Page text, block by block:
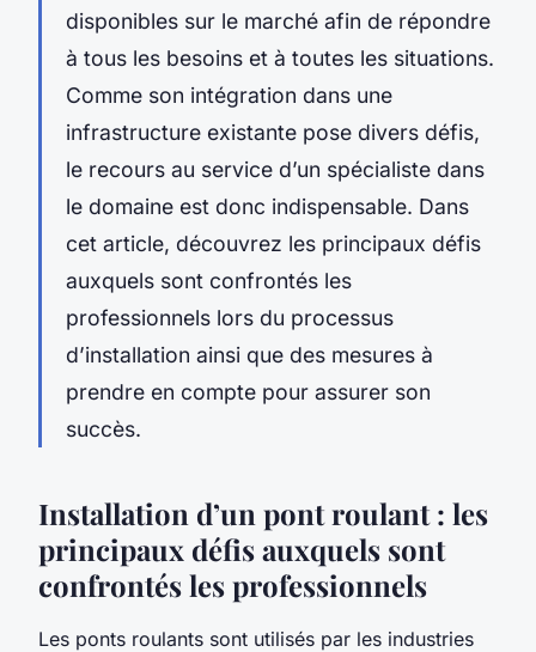
disponibles sur le marché afin de répondre
à tous les besoins et à toutes les situations.
Comme son intégration dans une
infrastructure existante pose divers défis,
le recours au service d’un spécialiste dans
le domaine est donc indispensable. Dans
cet article, découvrez les principaux défis
auxquels sont confrontés les
professionnels lors du processus
d’installation ainsi que des mesures à
prendre en compte pour assurer son
succès.
Installation d’un pont roulant : les
principaux défis auxquels sont
confrontés les professionnels
Les ponts roulants sont utilisés par les industries